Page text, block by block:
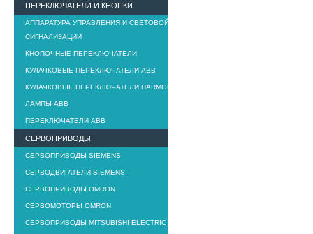
ПЕРЕКЛЮЧАТЕЛИ И КНОПКИ
АППАРАТУРА УПРАВЛЕНИЯ И СВЕТОВОЙ
СИГНАЛИЗАЦИИ
КНОПОЧНЫЕ ПЕРЕКЛЮЧАТЕЛИ
КУЛАЧКОВЫЕ ПЕРЕКЛЮЧАТЕЛИ ABB
КУЛАЧКОВЫЕ ПЕРЕКЛЮЧАТЕЛИ HARMONY K
ЛАМПЫ ABB
ПЕРЕКЛЮЧАТЕЛИ ABB
СЕРВОПРИВОДЫ
СЕРВОПРИВОДЫ SIEMENS
СЕРВОДВИГАТЕЛИ SIEMENS
СЕРВОПРИВОДЫ OMRON
СЕРВОМОТОРЫ OMRON
СЕРВОПРИВОДЫ MITSUBISHI ELECTRIC